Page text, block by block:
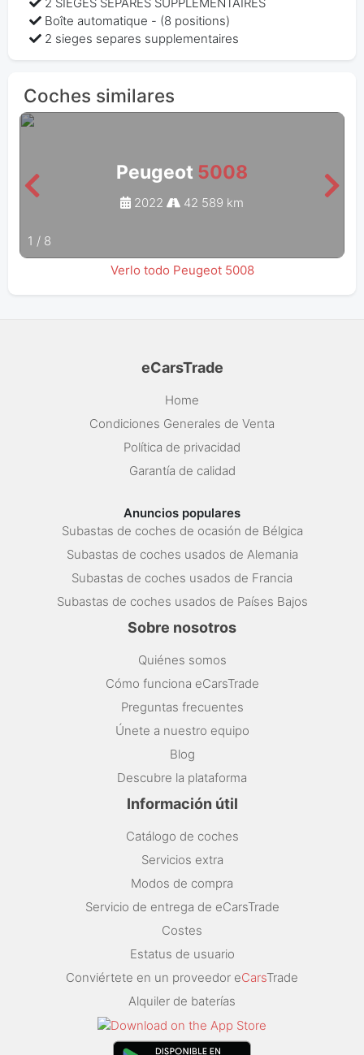
Boîte automatique - (8 positions)
2 sieges separes supplementaires
Coches similares
Peugeot 5008
2022 42 589 km
1 / 8
Verlo todo Peugeot 5008
eCarsTrade
Home
Condiciones Generales de Venta
Política de privacidad
Garantía de calidad
Anuncios populares
Subastas de coches de ocasión de Bélgica
Subastas de coches usados de Alemania
Subastas de coches usados de Francia
Subastas de coches usados de Países Bajos
Sobre nosotros
Quiénes somos
Cómo funciona eCarsTrade
Preguntas frecuentes
Únete a nuestro equipo
Blog
Descubre la plataforma
Información útil
Catálogo de coches
Servicios extra
Modos de compra
Servicio de entrega de eCarsTrade
Costes
Estatus de usuario
Conviértete en un proveedor eCarsTrade
Alquiler de baterías